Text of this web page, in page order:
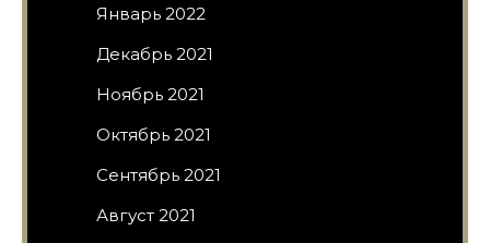
Январь 2022
Декабрь 2021
Ноябрь 2021
Октябрь 2021
Сентябрь 2021
Август 2021